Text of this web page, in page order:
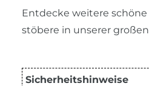
Entdecke weitere schöne
stöbere in unserer großen
Sicherheitshinweise